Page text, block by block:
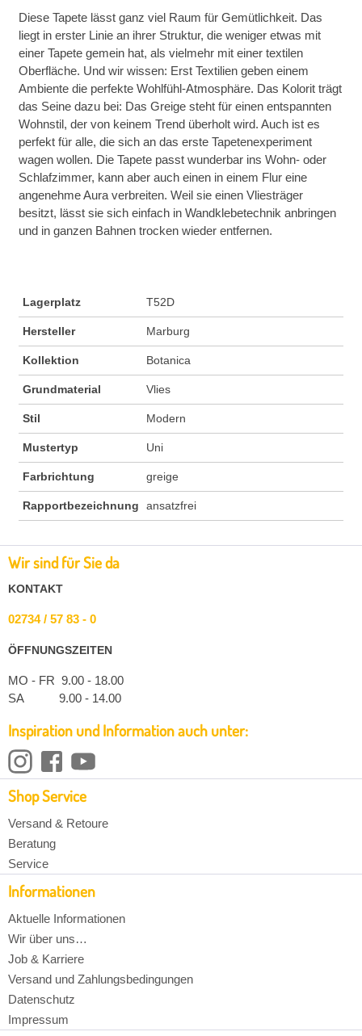
Diese Tapete lässt ganz viel Raum für Gemütlichkeit. Das
liegt in erster Linie an ihrer Struktur, die weniger etwas mit
einer Tapete gemein hat, als vielmehr mit einer textilen
Oberfläche. Und wir wissen: Erst Textilien geben einem
Ambiente die perfekte Wohlfühl-Atmosphäre. Das Kolorit trägt
das Seine dazu bei: Das Greige steht für einen entspannten
Wohnstil, der von keinem Trend überholt wird. Auch ist es
perfekt für alle, die sich an das erste Tapetenexperiment
wagen wollen. Die Tapete passt wunderbar ins Wohn- oder
Schlafzimmer, kann aber auch einen in einem Flur eine
angenehme Aura verbreiten. Weil sie einen Vliesträger
besitzt, lässt sie sich einfach in Wandklebetechnik anbringen
und in ganzen Bahnen trocken wieder entfernen.
Lagerplatz T52D
Hersteller Marburg
Kollektion Botanica
Grundmaterial Vlies
Stil Modern
Mustertyp Uni
Farbrichtung greige
Rapportbezeichnung ansatzfrei
Wir sind für Sie da
KONTAKT
02734 / 57 83 - 0
ÖFFNUNGSZEITEN
MO - FR 9.00 - 18.00
SA 9.00 - 14.00
Inspiration und Information auch unter:
Shop Service
Versand & Retoure
Beratung
Service
Informationen
Aktuelle Informationen
Wir über uns…
Job & Karriere
Versand und Zahlungsbedingungen
Datenschutz
Impressum